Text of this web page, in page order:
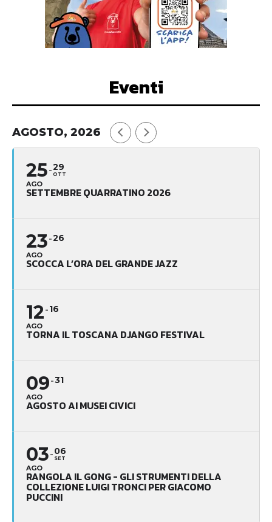
Eventi
AGOSTO, 2026
25
AGO
29
OTT
SETTEMBRE QUARRATINO 2026
23
AGO
26
SCOCCA L’ORA DEL GRANDE JAZZ
12
AGO
16
TORNA IL TOSCANA DJANGO FESTIVAL
09
AGO
31
AGOSTO AI MUSEI CIVICI
03
AGO
06
SET
RANGOLA IL GONG - GLI STRUMENTI DELLA
COLLEZIONE LUIGI TRONCI PER GIACOMO
PUCCINI